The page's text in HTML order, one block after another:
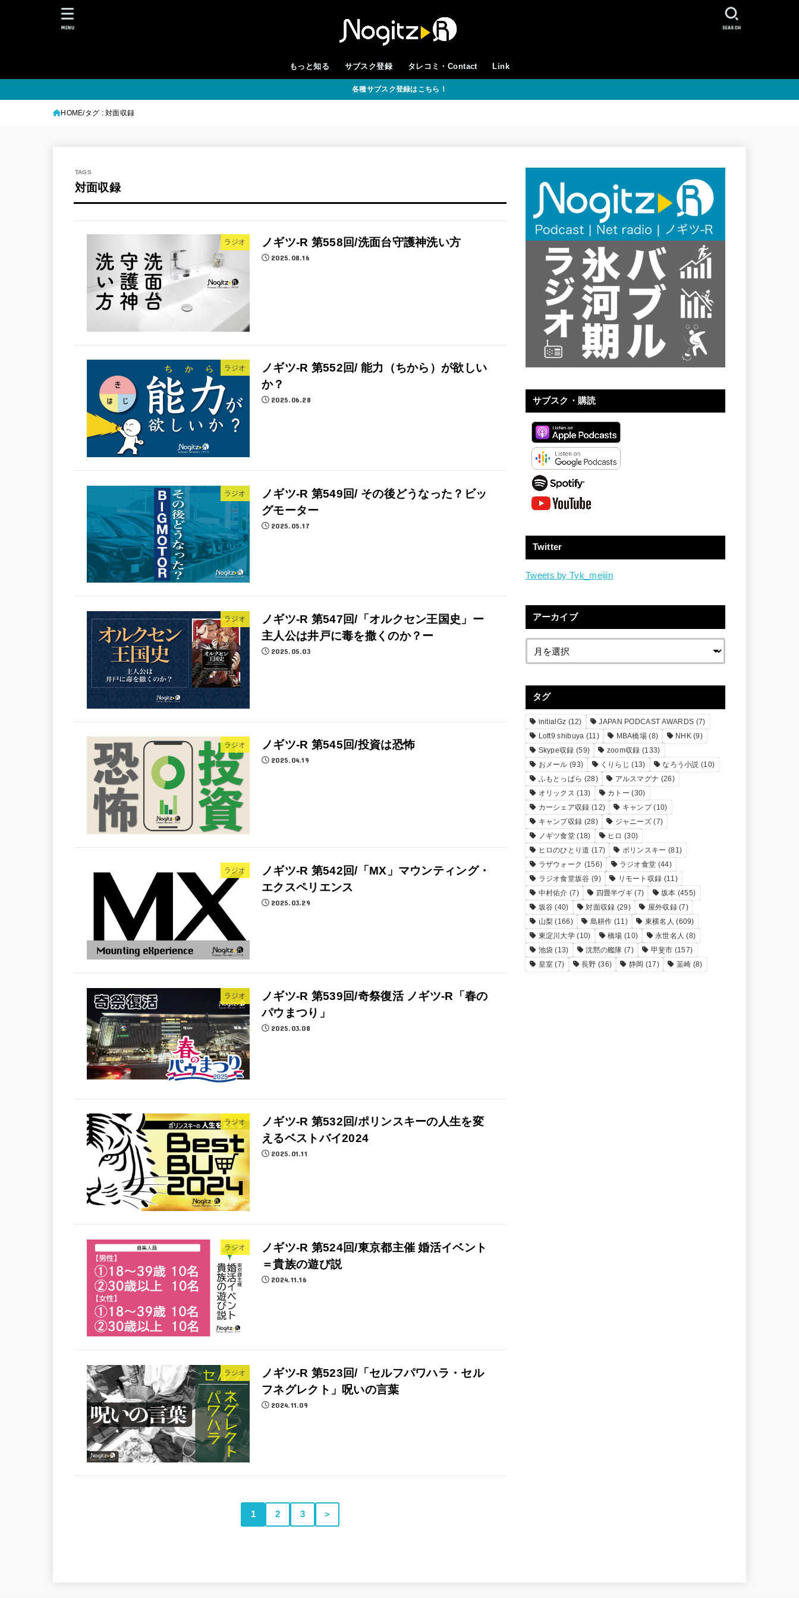
もっと知る サブスク登録 タレコミ・Contact Link
SEARCH
MENU
各種サブスク登録はこちら！
HOME タグ : 対面収録
対面収録
ラジオ ノギツ-R 第558回/洗面台守護神洗い方
2025.08.16
ラジオ
ノギツ-R 第552回/ 能力（ちから）が欲しい
か？
2025.06.28
ラジオ
ノギツ-R 第549回/ その後どうなった？ビッ
グモーター
2025.05.17
ラジオ
ノギツ-R 第547回/「オルクセン王国史」ー
主人公は井戸に毒を撒くのか？ー
2025.05.03
ラジオ ノギツ-R 第545回/投資は恐怖
2025.04.19
ラジオ
ノギツ-R 第542回/「MX」マウンティング・
エクスペリエンス
2025.03.29
ラジオ
ノギツ-R 第539回/奇祭復活 ノギツ-R「春の
パウまつり」
2025.03.08
ラジオ
ノギツ-R 第532回/ポリンスキーの人生を変
えるベストバイ2024
2025.01.11
ラジオ
ノギツ-R 第524回/東京都主催 婚活イベント
＝貴族の遊び説
2024.11.16
ラジオ
ノギツ-R 第523回/「セルフパワハラ・セル
フネグレクト」呪いの言葉
2024.11.09
1 2 3 ＞
サブスク・購読
Twitter
Tweets by Tyk_meijin
アーカイブ
タグ
initialGz (12) JAPAN PODCAST AWARDS (7)
Loft9 shibuya (11) MBA橋場 (8) NHK (9)
Skype収録 (59) zoom収録 (133)
おメール (93) くりらじ (13) なろう小説 (10)
ふもとっぱら (28) アルスマグナ (26)
オリックス (13) カトー (30)
カーシェア収録 (12) キャンプ(10)
キャンプ収録 (28) ジャニーズ (7)
ノギツ食堂 (18) ヒロ (30)
ヒロのひとり道 (17) ポリンスキー (81)
ラザウォーク (156) ラジオ食堂 (44)
ラジオ食堂坂谷 (9) リモート収録 (11)
中村佑介 (7) 四畳半ヴギ (7) 坂本 (455)
坂谷 (40) 対面収録 (29) 屋外収録(7)
山梨 (166) 島耕作 (11) 東横名人 (609)
東淀川大学 (10) 橋場 (10) 永世名人 (8)
池袋 (13) 沈黙の艦隊 (7) 甲斐市 (157)
皇室 (7) 長野 (36) 静岡 (17) 韮崎 (8)